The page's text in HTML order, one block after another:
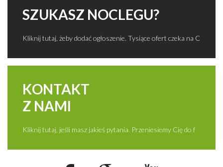
SZUKASZ NOCLEGU?
Kliknij tutaj, żeby dodać ogłoszenie. Tysiące ofert czeka na C
KONTAKT
Z NAMI
Kliknij tutaj, jeśli masz jakieś pytania. Przeniesiemy Cię do f